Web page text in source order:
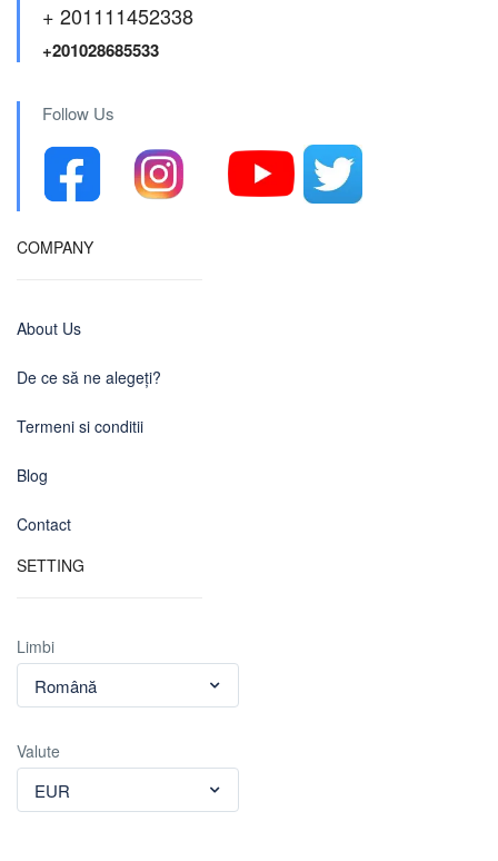
+ 201111452338
+201028685533
Follow Us
COMPANY
About Us
De ce să ne alegeți?
Termeni si conditii
Blog
Contact
SETTING
Limbi
Română
Valute
EUR